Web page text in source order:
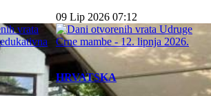
09 Lip 2026 07:12
HRVATSKA